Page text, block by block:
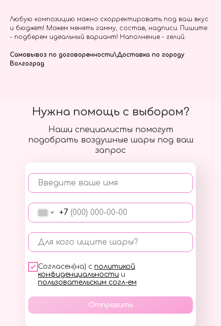
Любую композицию можно скорректировать под ваш вкус
и бюджет! Можем менять гамму, состав, надписи. Пишите
- подберем идеальный вариант! Наполнение - гелий.
Самовывоз по договоренности\Доставка по городу
Волгоград
Наши специалисты помогут
подобрать воздушные шары под ваш
запрос
Введите ваше имя
+7
Для кого ищите шары?
Согласен(на) с политикой
конфиденциальности и
пользовательским согл-ем
Отправить
Нужна помощь с выбором?